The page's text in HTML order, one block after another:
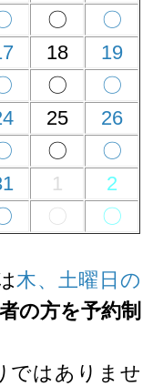
〇
〇
18
19
〇
〇
25
26
〇
〇
1
2
〇 〇
木、土曜日の
の方を予約制
ではありませ